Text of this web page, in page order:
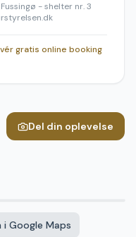
- shelter nr. 3
gratis online booking
Del din oplevelse
i Google Maps